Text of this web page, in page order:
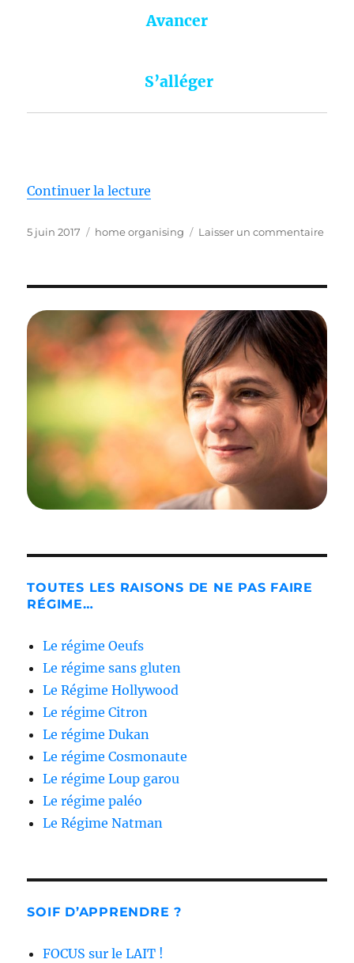
Avancer
S’alléger
Continuer la lecture
Publié
5 juin 2017 Catégories
home organising Laisser un commentairesur
TOUTES LES RAISONS DE NE PAS FAIRE
RÉGIME…
Le régime Oeufs
Le régime sans gluten
Le Régime Hollywood
Le régime Citron
Le régime Dukan
Le régime Cosmonaute
Le régime Loup garou
Le régime paléo
Le Régime Natman
SOIF D’APPRENDRE ?
FOCUS sur le LAIT !